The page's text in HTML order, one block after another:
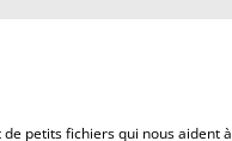
petits fichiers qui nous aident